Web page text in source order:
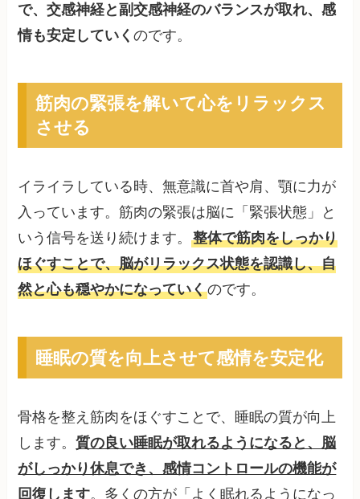
で、交感神経と副交感神経のバランスが取れ、感
情も安定していくのです。
筋肉の緊張を解いて心をリラックス
させる
イライラしている時、無意識に首や肩、顎に力が
入っています。筋肉の緊張は脳に「緊張状態」と
いう信号を送り続けます。整体で筋肉をしっかり
ほぐすことで、脳がリラックス状態を認識し、自
然と心も穏やかになっていくのです。
睡眠の質を向上させて感情を安定化
骨格を整え筋肉をほぐすことで、睡眠の質が向上
します。質の良い睡眠が取れるようになると、脳
がしっかり休息でき、感情コントロールの機能が
回復します。多くの方が「よく眠れるようになっ